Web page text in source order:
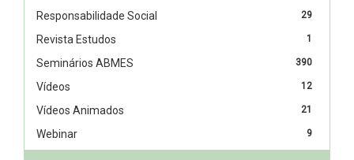
29
Responsabilidade Social
1
Revista Estudos
390
Seminários ABMES
12
Vídeos
21
Vídeos Animados
9
Webinar